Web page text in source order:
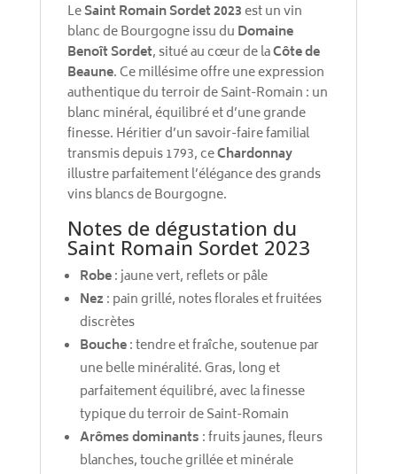
LeSaint Romain Sordet 2023est un vin
blanc de Bourgogne issu du Domaine
Benoît Sordet, situé au cœur de laCôte de
Beaune. Ce millésime offre une expression
authentique du terroir de Saint-Romain : un
blanc minéral, équilibré et d’une grande
finesse. Héritier d’un savoir-faire familial
transmis depuis 1793, ceChardonnay
illustre parfaitement l’élégance des grands
vins blancs de Bourgogne.
Notes de dégustation du
Saint Romain Sordet 2023
Robe: jaune vert, reflets or pâle
Nez : pain grillé, notes florales et fruitées
discrètes
Bouche: tendre et fraîche, soutenue par
une belle minéralité. Gras, long et
parfaitement équilibré, avec la finesse
typique du terroir de Saint-Romain
Arômes dominants : fruits jaunes, fleurs
blanches, touche grillée et minérale